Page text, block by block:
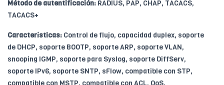
Método de autentificación: RADIUS, PAP, CHAP, TACACS,
TACACS+
Características: Control de flujo, capacidad duplex, soporte
de DHCP, soporte BOOTP, soporte ARP, soporte VLAN,
snooping IGMP, soporte para Syslog, soporte DiffServ,
soporte IPv6, soporte SNTP, sFlow, compatible con STP,